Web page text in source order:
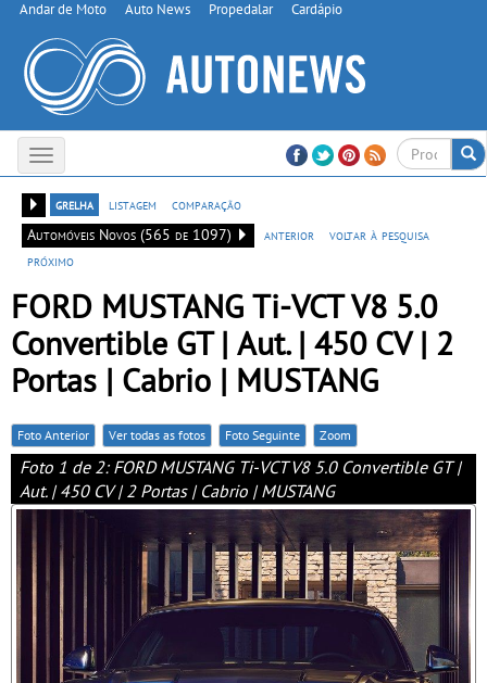
Andar de Moto Auto News Propedalar Cardápio
Toggle
navigation
grelha
listagem
comparação
Automóveis Novos (565 de 1097)
anterior
voltar à pesquisa
próximo
FORD MUSTANG Ti-VCT V8 5.0
Convertible GT | Aut. | 450 CV | 2
Portas | Cabrio | MUSTANG
Foto Anterior Ver todas as fotos Foto Seguinte Zoom
Foto 1 de 2: FORD MUSTANG Ti-VCT V8 5.0 Convertible GT |
Aut. | 450 CV | 2 Portas | Cabrio | MUSTANG